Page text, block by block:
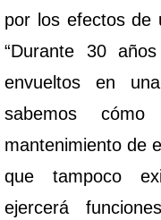
por los efectos de
“Durante 30
envueltos en
sabemos
mantenimiento de
que tampoco
ejercerá